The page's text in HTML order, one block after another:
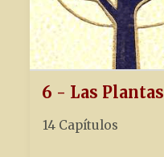
6 - Las Plantas
14 Capítulos